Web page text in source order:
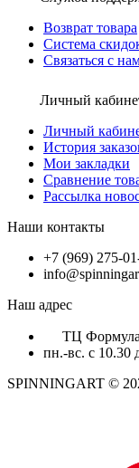
Возврат товара
Система
Связаться с
Личный
Личный
История
Мои закладки
Сравнение
Рассылка
Наши контакты
+7 (969) 275-
Наш адрес
ТЦ
пн.-вс. с 10.30
SPINNINGART ©